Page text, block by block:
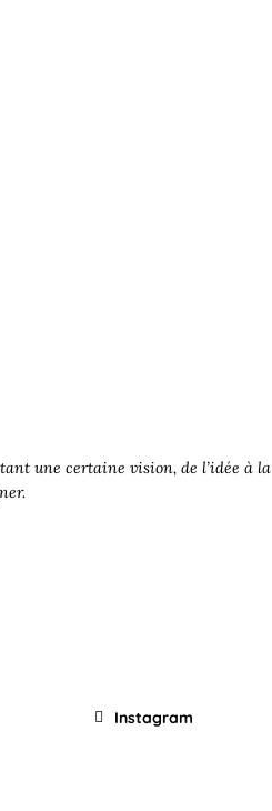
une certaine vision, de l’idée à la
Instagram